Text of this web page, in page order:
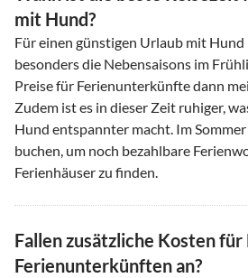
mit Hund?
Für einen günstigen Urlaub mit Hund
besonders die Nebensaisons im
Preise für Ferienunterkünfte dann
Zudem ist es in dieser Zeit ruhiger,
Hund entspannter macht. Im
buchen, um noch bezahlbare
Ferienhäuser zu finden.
Fallen zusätzliche Kosten für
Ferienunterkünften an?